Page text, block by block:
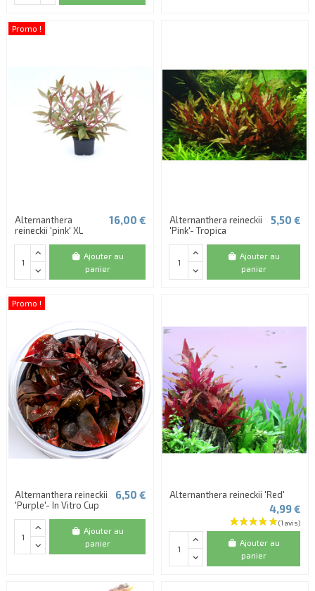
Promo !
Alternanthera
reineckii 'pink' XL
16,00 €
Ajouter au
panier
Alternanthera reineckii
'Pink'- Tropica
5,50 €
Ajouter au
panier
Promo !
Alternanthera reineckii
'Purple'- In Vitro Cup
6,50 €
Ajouter au
panier
Alternanthera reineckii 'Red'
4,99 €
Ajouter au
panier